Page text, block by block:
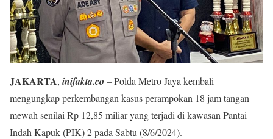
JAKARTA, inifakta.co – Polda Metro Jaya kembali
mengungkap perkembangan kasus perampokan 18 jam tangan
mewah senilai Rp 12,85 miliar yang terjadi di kawasan Pantai
Indah Kapuk (PIK) 2 pada Sabtu (8/6/2024).